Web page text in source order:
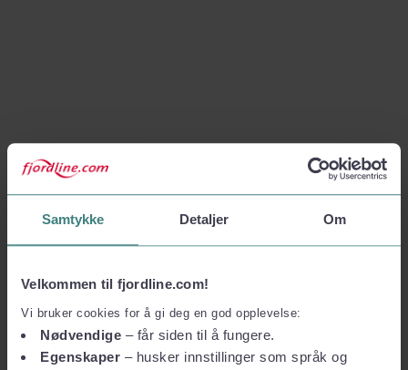
Samtykke Detaljer Om
Velkommen til fjordline.com!
Vi bruker cookies for å gi deg en god opplevelse:
Nødvendige – får siden til å fungere.
Egenskaper – husker innstillinger som språk og